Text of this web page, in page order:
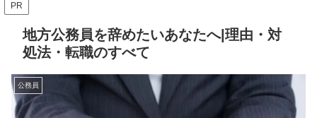
PR
地方公務員を辞めたいあなたへ|理由・対
処法・転職のすべて
公務員